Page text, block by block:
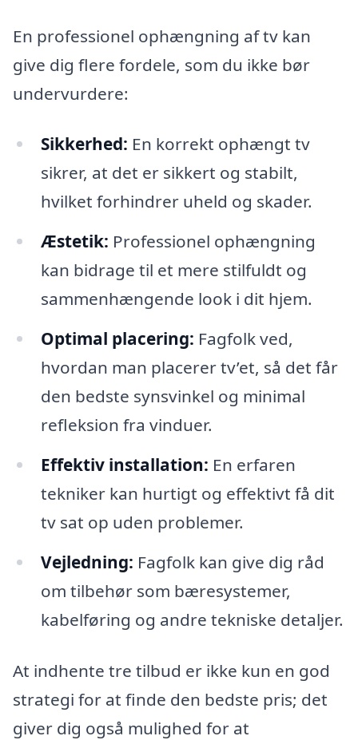
En professionel ophængning af tv kan
give dig flere fordele, som du ikke bør
undervurdere:
Sikkerhed: En korrekt ophængt tv
sikrer, at det er sikkert og stabilt,
hvilket forhindrer uheld og skader.
Æstetik: Professionel ophængning
kan bidrage til et mere stilfuldt og
sammenhængende look i dit hjem.
Optimal placering: Fagfolk ved,
hvordan man placerer tv’et, så det får
den bedste synsvinkel og minimal
refleksion fra vinduer.
Effektiv installation: En erfaren
tekniker kan hurtigt og effektivt få dit
tv sat op uden problemer.
Vejledning: Fagfolk kan give dig råd
om tilbehør som bæresystemer,
kabelføring og andre tekniske detaljer.
At indhente tre tilbud er ikke kun en god
strategi for at finde den bedste pris; det
giver dig også mulighed for at